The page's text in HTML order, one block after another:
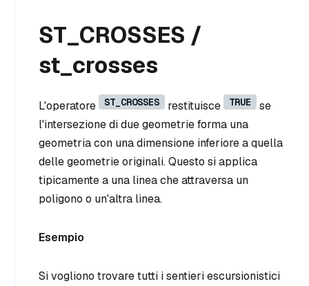
ST_CROSSES /
st_crosses
L'operatore ST_CROSSES restituisce TRUE
se
l'intersezione di due geometrie forma una
geometria con una dimensione inferiore a quella
delle geometrie originali. Questo si applica
tipicamente a una linea che attraversa un
poligono o un'altra linea.
Esempio
Si vogliono trovare tutti i sentieri escursionistici